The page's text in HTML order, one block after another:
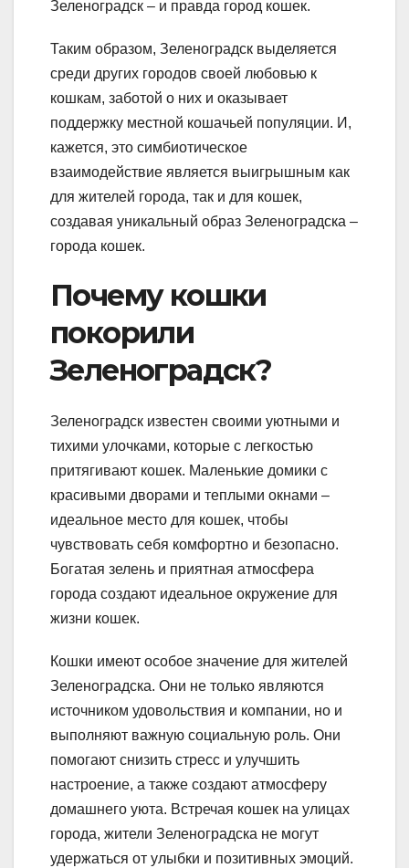
Зеленоградск – и правда город кошек.
Таким образом, Зеленоградск выделяется
среди других городов своей любовью к
кошкам, заботой о них и оказывает
поддержку местной кошачьей популяции. И,
кажется, это симбиотическое
взаимодействие является выигрышным как
для жителей города, так и для кошек,
создавая уникальный образ Зеленоградска –
города кошек.
Почему кошки
покорили
Зеленоградск?
Зеленоградск известен своими уютными и
тихими улочками, которые с легкостью
притягивают кошек. Маленькие домики с
красивыми дворами и теплыми окнами –
идеальное место для кошек, чтобы
чувствовать себя комфортно и безопасно.
Богатая зелень и приятная атмосфера
города создают идеальное окружение для
жизни кошек.
Кошки имеют особое значение для жителей
Зеленоградска. Они не только являются
источником удовольствия и компании, но и
выполняют важную социальную роль. Они
помогают снизить стресс и улучшить
настроение, а также создают атмосферу
домашнего уюта. Встречая кошек на улицах
города, жители Зеленоградска не могут
удержаться от улыбки и позитивных эмоций.